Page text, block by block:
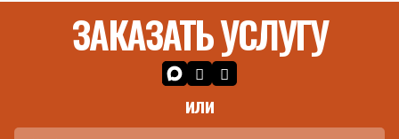
ЗАКАЗАТЬ УСЛУГУ
или